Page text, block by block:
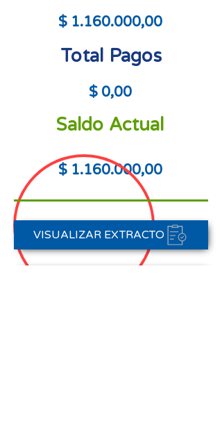
$ 1.160.000,00
Total Pagos
$ 0,00
Saldo Actual
$ 1.160.000,00
VISUALIZAR EXTRACTO